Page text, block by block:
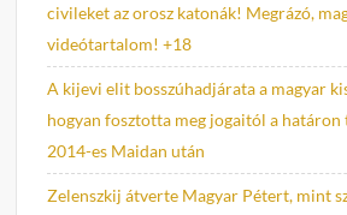
civileket az orosz katonák! Megrázó,
videótartalom! +18
A kijevi elit bosszúhadjárata a magyar
hogyan fosztotta meg jogaitól a határon
2014-es Maidan után
Zelenszkij átverte Magyar Pétert, mint